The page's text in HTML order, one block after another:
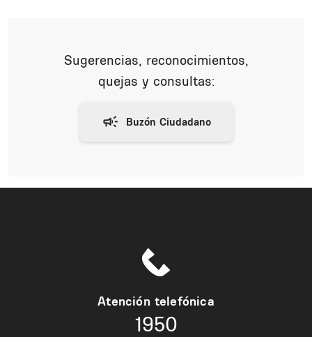
Sugerencias, reconocimientos,
quejas y consultas:
Atención telefónica
1950